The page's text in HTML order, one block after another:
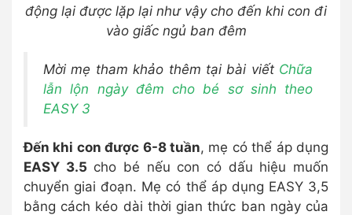
động lại được lặp lại như vậy cho đến khi con đi
vào giấc ngủ ban đêm
Mời mẹ tham khảo thêm tại bài viết Chữa
lẫn lộn ngày đêm cho bé sơ sinh theo
EASY 3
Đến khi con được 6-8 tuần, mẹ có thể áp dụng
EASY 3.5 cho bé nếu con có dấu hiệu muốn
chuyển giai đoạn. Mẹ có thể áp dụng EASY 3,5
bằng cách kéo dài thời gian thức ban ngày của